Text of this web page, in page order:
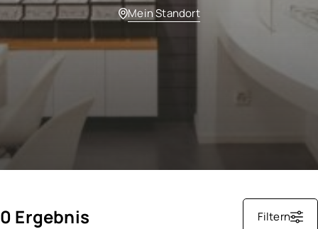
Mein Standort
0 Ergebnis
Filtern